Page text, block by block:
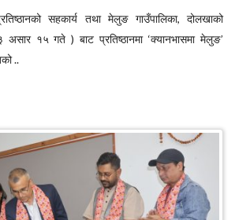
सहकार्य तथा मेलुङ गाउँपालिका, दोलखाको
असार १५ गते ) बाट प्रतिष्ठानमा ‘क्यानभासमा मेलुङ’
..